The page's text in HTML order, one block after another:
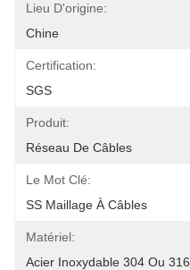
Lieu D'origine:
Chine
Certification:
SGS
Produit:
Réseau De Câbles
Le Mot Clé:
SS Maillage À Câbles
Matériel:
Acier Inoxydable 304 Ou 316